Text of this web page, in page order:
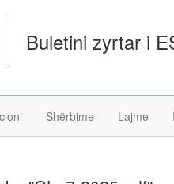
Buletini zyrtar i
Shërbime Lajme